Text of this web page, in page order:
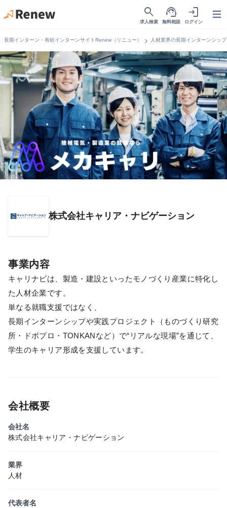
search
求人検索
support_agent
無料相談
login
ログイン
長期インターン・有給インターンサイトRenew（リニュー） chevron_right 人材業界の長期インターンシップ
株式会社キャリア・ナビゲーション
事業内容
キャリナビは、製造・建設といったモノづくり産業に特化し
た人材企業です。
単なる就職支援ではなく、
長期インターンシップや実践プロジェクト（ものづくり研究
所・ドボプロ・TONKANなど）で“リアルな現場”を通じて、
学生のキャリア形成を支援しています。
会社概要
会社名
株式会社キャリア・ナビゲーション
業界
人材
代表者名